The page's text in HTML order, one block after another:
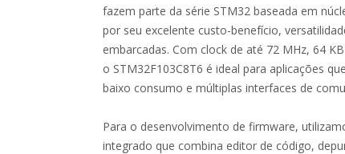
fazem parte da série STM32 baseada em
por seu excelente custo-benefício,
embarcadas. Com clock de até 72 MHz, 64
o STM32F103C8T6 é ideal para aplicações
baixo consumo e múltiplas interfaces de
Para o desenvolvimento de firmware,
integrado que combina editor de código,